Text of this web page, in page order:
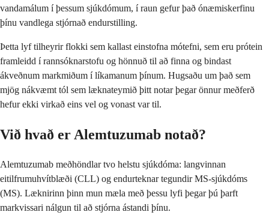
vandamálum í þessum sjúkdómum, í raun gefur það ónæmiskerfinu
þínu vandlega stjórnað endurstilling.
Þetta lyf tilheyrir flokki sem kallast einstofna mótefni, sem eru prótein
framleidd í rannsóknarstofu og hönnuð til að finna og bindast
ákveðnum markmiðum í líkamanum þínum. Hugsaðu um það sem
mjög nákvæmt tól sem læknateymið þitt notar þegar önnur meðferð
hefur ekki virkað eins vel og vonast var til.
Við hvað er Alemtuzumab notað?
Alemtuzumab meðhöndlar tvo helstu sjúkdóma: langvinnan
eitilfrumuhvítblæði (CLL) og endurteknar tegundir MS-sjúkdóms
(MS). Læknirinn þinn mun mæla með þessu lyfi þegar þú þarft
markvissari nálgun til að stjórna ástandi þínu.